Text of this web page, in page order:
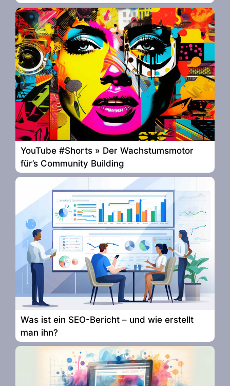
YouTube #Shorts » Der Wachstumsmotor
für’s Community Building
Was ist ein SEO-Bericht – und wie erstellt
man ihn?